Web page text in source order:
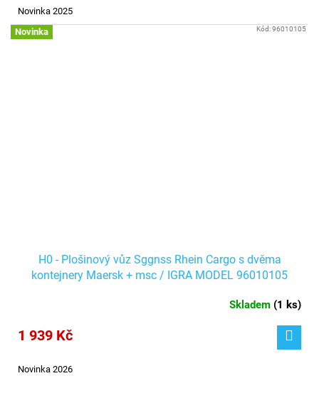
Novinka 2025
Novinka
H0 - Plošinový vůz Sggnss Rhein Cargo s dvěma
kontejnery Maersk + msc / IGRA MODEL 96010105
Skladem (1 ks)
1 939 Kč
Novinka 2026
Kód:96010105